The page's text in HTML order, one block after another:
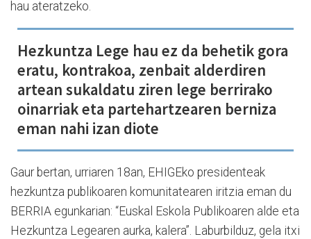
hau ateratzeko.
Hezkuntza Lege hau ez da behetik gora
eratu, kontrakoa, zenbait alderdiren
artean sukaldatu ziren lege berrirako
oinarriak eta partehartzearen berniza
eman nahi izan diote
Gaur bertan, urriaren 18an, EHIGEko presidenteak
hezkuntza publikoaren komunitatearen iritzia eman du
BERRIA egunkarian: “Euskal Eskola Publikoaren alde eta
Hezkuntza Legearen aurka, kalera”. Laburbilduz, gela itxi